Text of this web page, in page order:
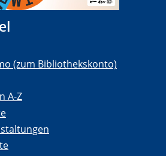
(zum Bibliothekskonto)
A-Z